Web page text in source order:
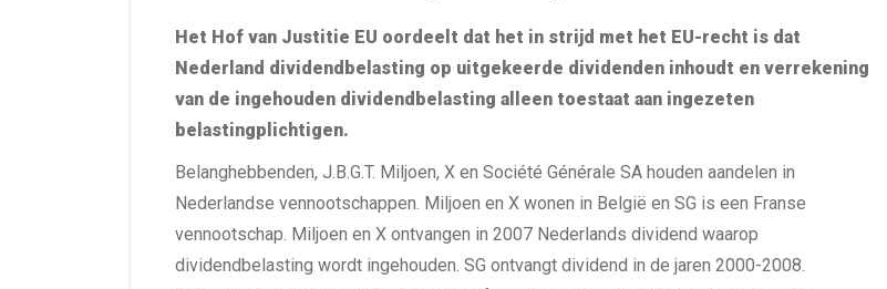
Het Hof van Justitie EU oordeelt dat het in strijd met het EU-recht is dat
Nederland dividendbelasting op uitgekeerde dividenden inhoudt en verrekening
van de ingehouden dividendbelasting alleen toestaat aan ingezeten
belastingplichtigen.
Belanghebbenden, J.B.G.T. Miljoen, X en Société Générale SA houden aandelen in
Nederlandse vennootschappen. Miljoen en X wonen in België en SG is een Franse
vennootschap. Miljoen en X ontvangen in 2007 Nederlands dividend waarop
dividendbelasting wordt ingehouden. SG ontvangt dividend in de jaren 2000-2008.